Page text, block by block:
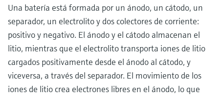
Una batería está formada por un ánodo, un cátodo, un
separador, un electrolito y dos colectores de corriente:
positivo y negativo. El ánodo y el cátodo almacenan el
litio, mientras que el electrolito transporta iones de litio
cargados positivamente desde el ánodo al cátodo, y
viceversa, a través del separador. El movimiento de los
iones de litio crea electrones libres en el ánodo, lo que